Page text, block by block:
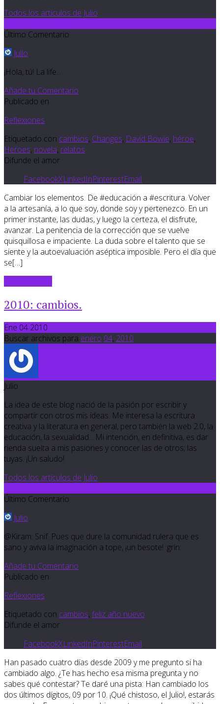
Todos los artículos de Julio
Último Comentario
Julio
¡Hola, tú! La life...
Añade tu Comentario
Publicado en
Reflexiones
Etiquetado con cambios, Changes, David Bowie, héroe,
Heroes, novela, relatos
Difunde el amor
FacebookXLinkedInPinterestEmail
Cambiar los elementos. De #educación a #escritura. Volver
a la artesanía, a lo que soy, donde soy y pertenezco. En un
primer instante, las dudas, y luego la certeza, el disfrute,
avanzar. La penitencia de la corrección que se vuelve
quisquillosa e impaciente. La duda sobre el talento que se
siente y la autoevaluación aséptica imposible. Pero el día que
se[…]
2010: cambios.
Ene 04 2010
Buscar archivos para enero 04, 2010
Julio
La idea de este blog nació de la pasión por escribir y
compartir con otros mis ideas. Me interesa la escritura
creativa y la literatura en general, pero también la web 2.0, la
educación, la sexualidad... Mi intención, en definitiva, es dar
rienda suelta a mis pasiones y conocer las de otros; las
tuyas. ¡Un saludo!
Todos los artículos de Julio
Último Comentario
Julio
@Kiram: Snif. Pues que dure la comunidad rulera que es
sano y aviva la imaginación a tope, ¡un besote! :grin:
Añade tu Comentario
Publicado en
Reflexiones
Etiquetado con cambios, feliz año nuevo
Difunde el amor
FacebookXLinkedInPinterestEmail
Han pasado cuatro días desde 2009 y me pregunto si ha
cambiado algo. ¿Te has hecho esa misma pregunta y no
sabes qué contestar? Te daré una pista: Han cambiado los
dos últimos dígitos, 09 por 10. ¡Qué chistoso, el Julio!, estarás